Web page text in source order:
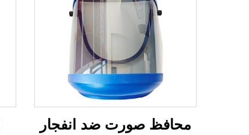
محافظ صورت ضد انفجار